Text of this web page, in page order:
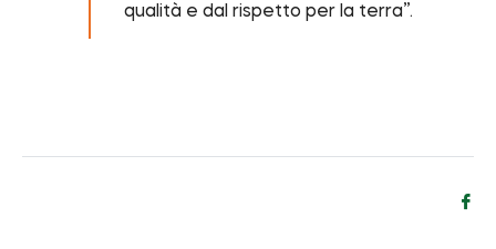
qualità e dal rispetto per la terra”.